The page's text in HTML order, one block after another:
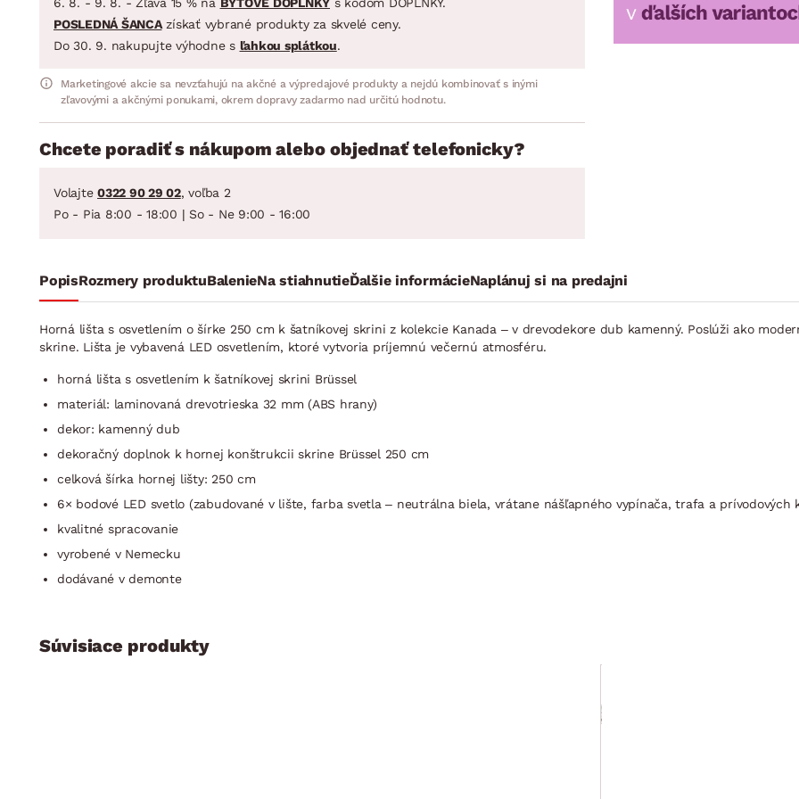
POSLEDNÁ ŠANCAzískať vybrané produkty za skvelé ceny.
Do 30. 9. nakupujte výhodne s ľahkou splátkou.
Marketingové akcie sa nevzťahujú na akčné a výpredajové produkty a nejdú kombinovať s inými
zľavovými a akčnými ponukami, okrem dopravy zadarmo nad určitú hodnotu.
Chcete poradiť s nákupom alebo objednať telefonicky?
Volajte 0322 90 29 02, voľba 2
Po - Pia 8:00 - 18:00 | So - Ne 9:00 - 16:00
PopisRozmery produktuBalenieNa stiahnutieĎalšie informácieNaplánuj si na predajni
Horná lišta s osvetlením o šírke 250 cm k šatníkovej skrini z kolekcie Kanada – v drevodekore dub kamenný. Poslúži ako
skrine. Lišta je vybavená LED osvetlením, ktoré vytvoria príjemnú večernú atmosféru.
horná lišta s osvetlením k šatníkovej skrini Brüssel
materiál: laminovaná drevotrieska 32 mm (ABS hrany)
dekor: kamenný dub
dekoračný doplnok k hornej konštrukcii skrine Brüssel 250 cm
celková šírka hornej lišty: 250 cm
6× bodové LED svetlo (zabudované v lište, farba svetla – neutrálna biela, vrátane nášľapného vypínača, trafa a prívodových
kvalitné spracovanie
vyrobené v Nemecku
dodávané v demonte
Súvisiace produkty